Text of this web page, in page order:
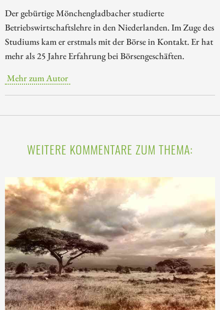
Der gebürtige Mönchengladbacher studierte
Betriebswirtschaftslehre in den Niederlanden. Im Zuge des
Studiums kam er erstmals mit der Börse in Kontakt. Er hat
mehr als 25 Jahre Erfahrung bei Börsengeschäften.
Mehr zum Autor
WEITERE KOMMENTARE ZUM THEMA: